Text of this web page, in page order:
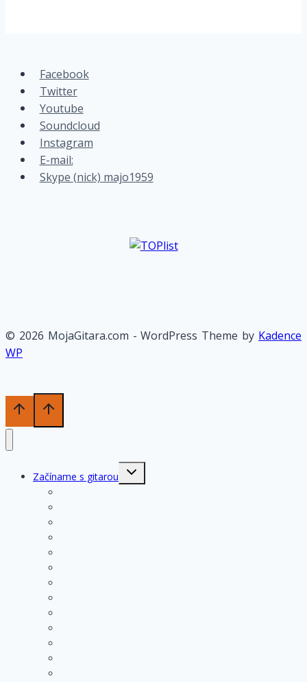
Facebook
Twitter
Youtube
Soundcloud
Instagram
E-mail:
Skype (nick) majo1959
© 2026 MojaGitara.com - WordPress Theme by Kadence
WP
Začíname s gitarou
Toggle